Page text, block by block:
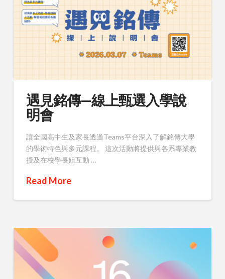
遇見銘傳—線上甄選入學說
明會
讓全國高中生及家長透過Teams平台深入了解銘傳大學
的學術特色與多元課程。 這次活動將提供與各系專業教
授及在校學長姐互動 …
Read More